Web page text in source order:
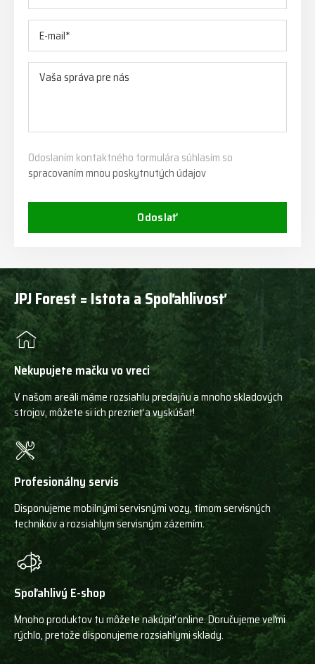
Odoslaním kontaktného formulára súhlasím so
spracovaním mnou poskytnutých údajov
Odoslať
JPJ Forest = Istota a Spoľahlivosť
Nekupujete mačku vo vreci
V našom areáli máme rozsiahlu predajňu a mnoho skladových
strojov, môžete si ich prezrieť a vyskúšať!
Profesionálny servis
Disponujeme mobilnými servisnými vozy, tímom servisných
technikov a rozsiahlym servisným zázemím.
Spoľahlivý E-shop
Mnoho produktov tu môžete nakúpiť online. Doručujeme veľmi
rýchlo, pretože disponujeme rozsiahlymi sklady.